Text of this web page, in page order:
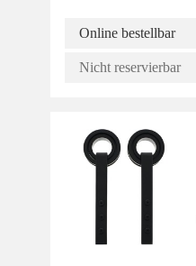
Online bestellbar
Nicht reservierbar